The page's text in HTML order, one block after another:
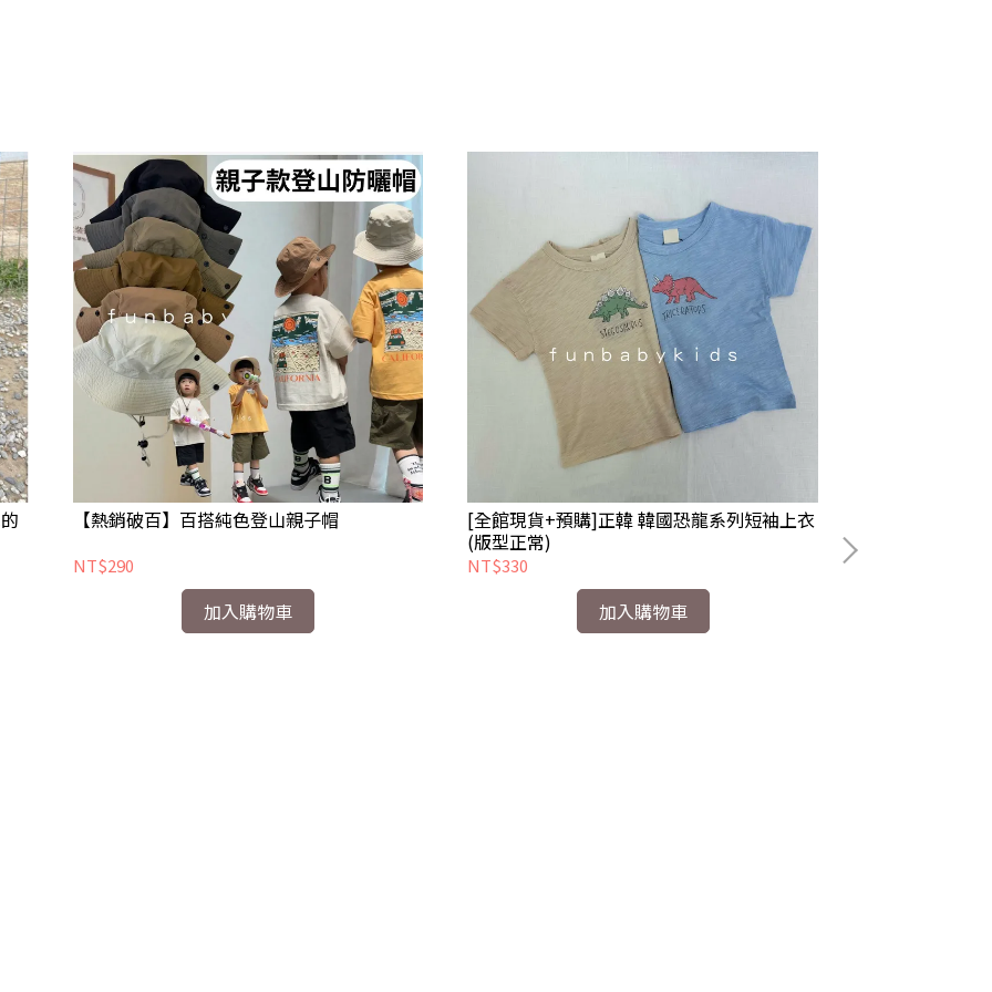
【熱銷破百】百搭純色登山親子帽
NT$290
加入購物車
[全館現貨+預購]正韓 韓國恐龍系列短袖上衣
(版型正常)
NT$330
加入購物車